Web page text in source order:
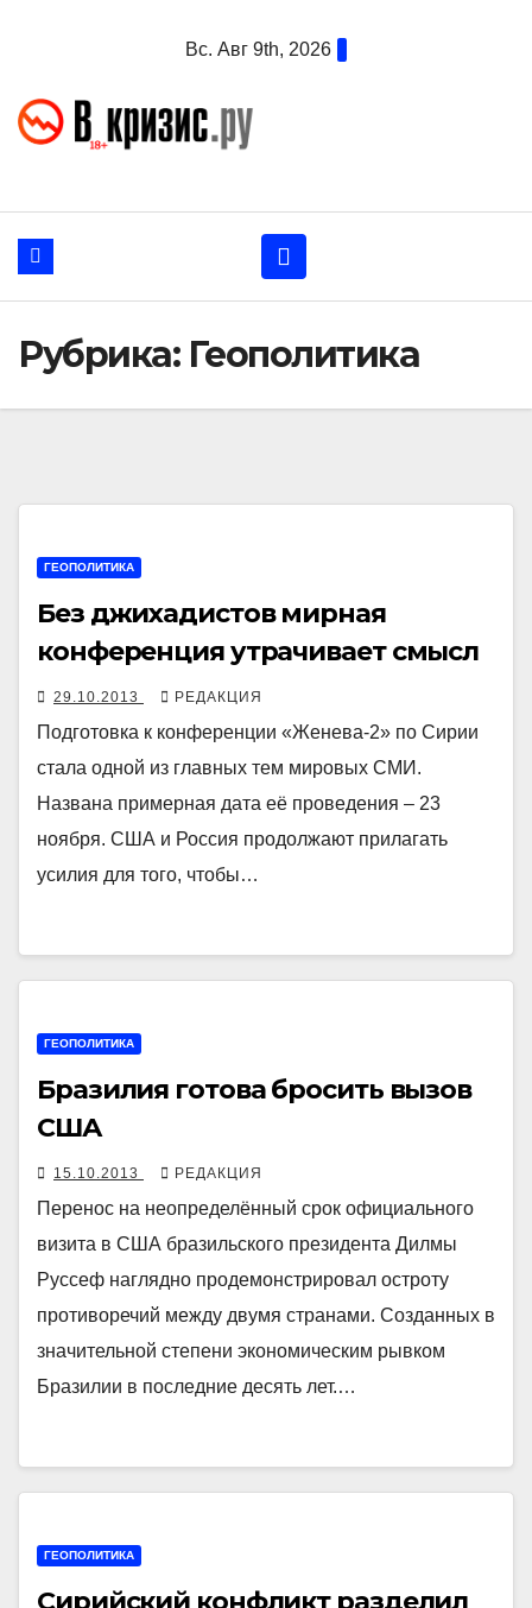
Вс. Авг 9th, 2026
Рубрика: Геополитика
ГЕОПОЛИТИКА
Без джихадистов мирная
конференция утрачивает смысл
29.10.2013 РЕДАКЦИЯ
Подготовка к конференции «Женева-2» по Сирии
стала одной из главных тем мировых СМИ.
Названа примерная дата её проведения – 23
ноября. США и Россия продолжают прилагать
усилия для того, чтобы…
ГЕОПОЛИТИКА
Бразилия готова бросить вызов
США
15.10.2013 РЕДАКЦИЯ
Перенос на неопределённый срок официального
визита в США бразильского президента Дилмы
Руссеф наглядно продемонстрировал остроту
противоречий между двумя странами. Созданных в
значительной степени экономическим рывком
Бразилии в последние десять лет.…
ГЕОПОЛИТИКА
Сирийский конфликт разделил